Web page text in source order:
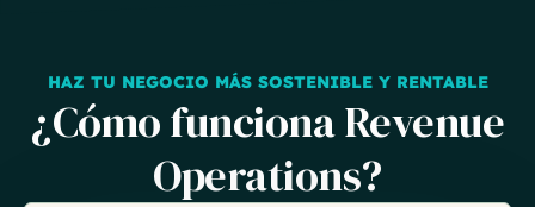
HAZ TU NEGOCIO MÁS SOSTENIBLE Y RENTABLE
¿Cómo funciona Revenue
Operations?